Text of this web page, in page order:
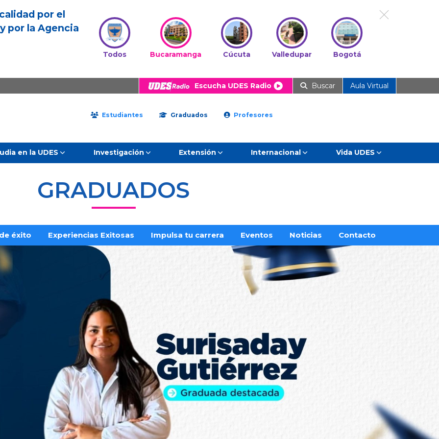
por el
por la Agencia
Todos Bucaramanga Cúcuta Valledupar Bogotá
Escucha UDES Radio Buscar Aula Virtual
Estudiantes Graduados Profesores
en la UDES Investigación Extensión Internacional Vida UDES
GRADUADOS
éxito Experiencias Exitosas Impulsa tu carrera Eventos Noticias Contacto